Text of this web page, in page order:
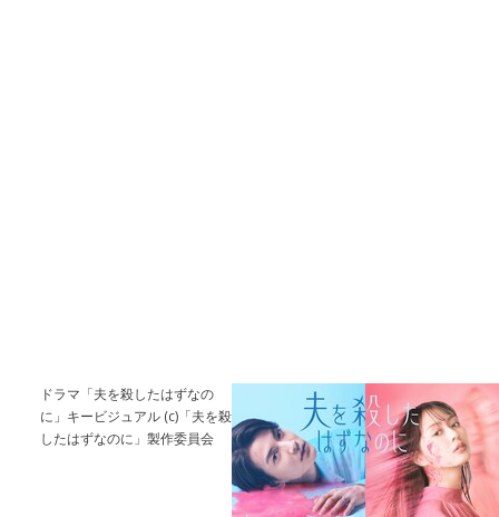
ドラマ「夫を殺したはずなの
に」キービジュアル (c)「夫を殺
したはずなのに」製作委員会